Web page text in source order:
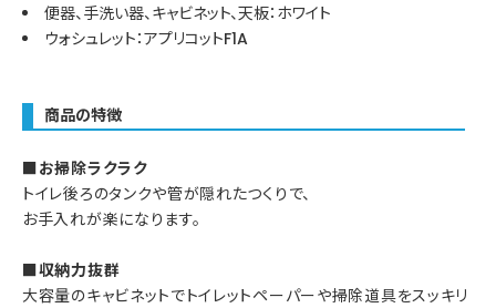
便器、手洗い器、キャビネット、天板：ホワイト
ウォシュレット：アプリコットF1A
商品の特徴
■お掃除ラクラク
トイレ後ろのタンクや管が隠れたつくりで、
お手入れが楽になります。
■収納力抜群
大容量のキャビネットでトイレットペーパーや掃除道具をスッキリ